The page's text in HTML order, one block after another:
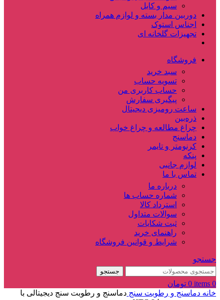
سیم و کابل
دوربین مدار بسته و لوازم همراه
اجناس استوک
تجهیزات گلخانه ای
فروشگاه
سبد خرید
تسویه حساب
حساب کاربری من
پیگیری سفارش
ساعت‌ رومیزی دیجیتال
ذره‌بین‌
چراغ مطالعه و چراغ خواب
دماسنج‌
کرنومتر و تایمر
پنکه
لوازم جانبی
تماس با ما
درباره ما
شماره حساب ها
استرداد کالا
سوالات متداول
ثبت شکایات
راهنمای خرید
شرایط و قوانین فروشگاه
جستجو
جستجو
0
items
0 تومان
خانه دماسنج و رطوبت سنج دماسنج و رطوبت سنج دیجیتالی با